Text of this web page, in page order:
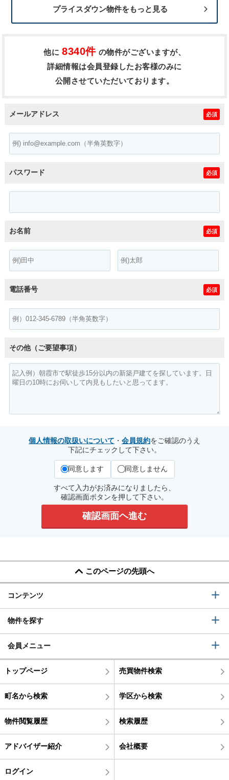
プライスダウン物件をもっと見る
他に 8340件 の物件がございますが、
詳細情報は会員登録したお客様のみに
公開させていただいております。
メールアドレス 必須
パスワード 必須
お名前 必須
電話番号 必須
その他（ご要望事項）
個人情報の取扱いについて ・ 会員規約をご確認のうえ
下記にチェックして下さい。
同意します 同意しません
すべて入力がお済みになりましたら、
確認画面ボタンを押して下さい。
このページの先頭へ
コンテンツ
物件を探す
会員メニュー
トップページ 売買物件検索
町名から検索 学区から検索
物件閲覧履歴 検索履歴
アドバイザー紹介 会社概要
ログイン